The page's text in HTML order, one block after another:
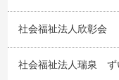
社会福祉法人欣彰会
社会福祉法人瑞泉 ず